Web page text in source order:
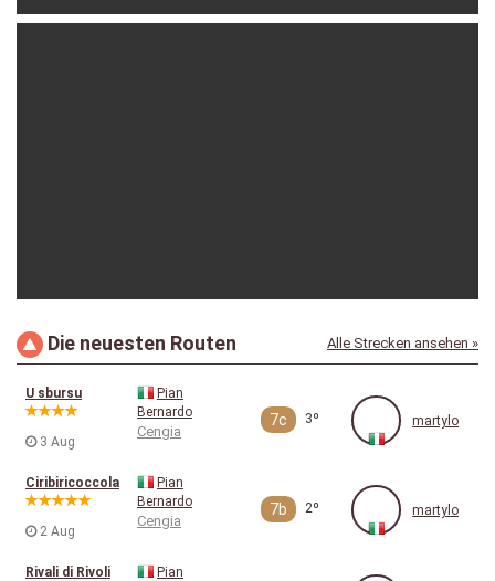
martylo
Die neuesten Routen Alle Strecken ansehen »
U sbursu
3 Aug
Pian
Bernardo
Cengia
7c 3º martylo
Ciribiricoccola
2 Aug
Pian
Bernardo
Cengia
7b 2º martylo
Rivali di Rivoli
Pian